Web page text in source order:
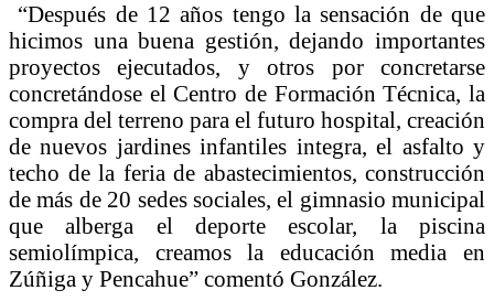
“Después de 12 años tengo la sensación de que
hicimos una buena gestión, dejando importantes
proyectos ejecutados, y otros por concretarse
concretándose el Centro de Formación Técnica, la
compra del terreno para el futuro hospital, creación
de nuevos jardines infantiles integra, el asfalto y
techo de la feria de abastecimientos, construcción
de más de 20 sedes sociales, el gimnasio municipal
que alberga el deporte escolar, la piscina
semiolímpica, creamos la educación media en
Zúñiga y Pencahue” comentó González.